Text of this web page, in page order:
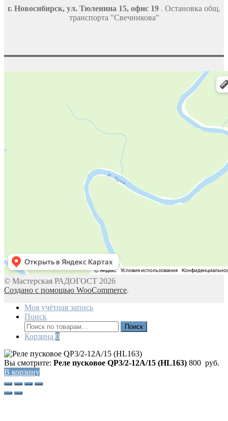
г. Новосибирск, ул. Тюленина 15, офис 19 . Остановка общ.
транспорта "Свечникова"
© Мастерская РАДОГОСТ 2026
Создано с помощью WooCommerce.
Моя учётная запись
Поиск
Искать:
Поиск
Корзина 0
Вы смотрите: Реле пусковое QP3/2-12A/15 (HL163) 800 руб.
В корзину